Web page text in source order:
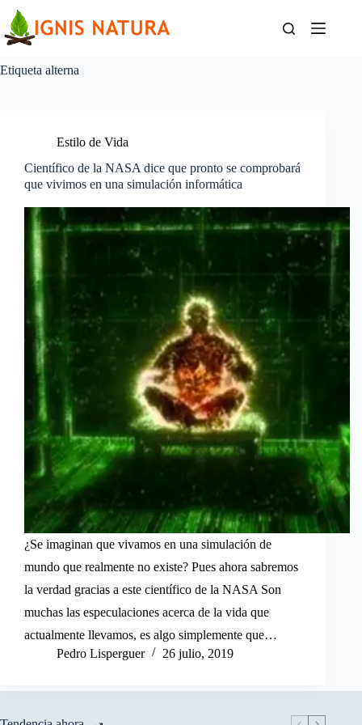
contenido
Etiqueta alterna
Estilo de Vida
Científico de la NASA dice que pronto se comprobará
que vivimos en una simulación informática
¿Se imaginan que vivamos en una simulación de
mundo que realmente no existe? Pues ahora sabremos
la verdad gracias a este científico de la NASA Son
muchas las especulaciones acerca de la vida que
actualmente llevamos, es algo simplemente que…
Pedro Lisperguer
26 julio, 2019